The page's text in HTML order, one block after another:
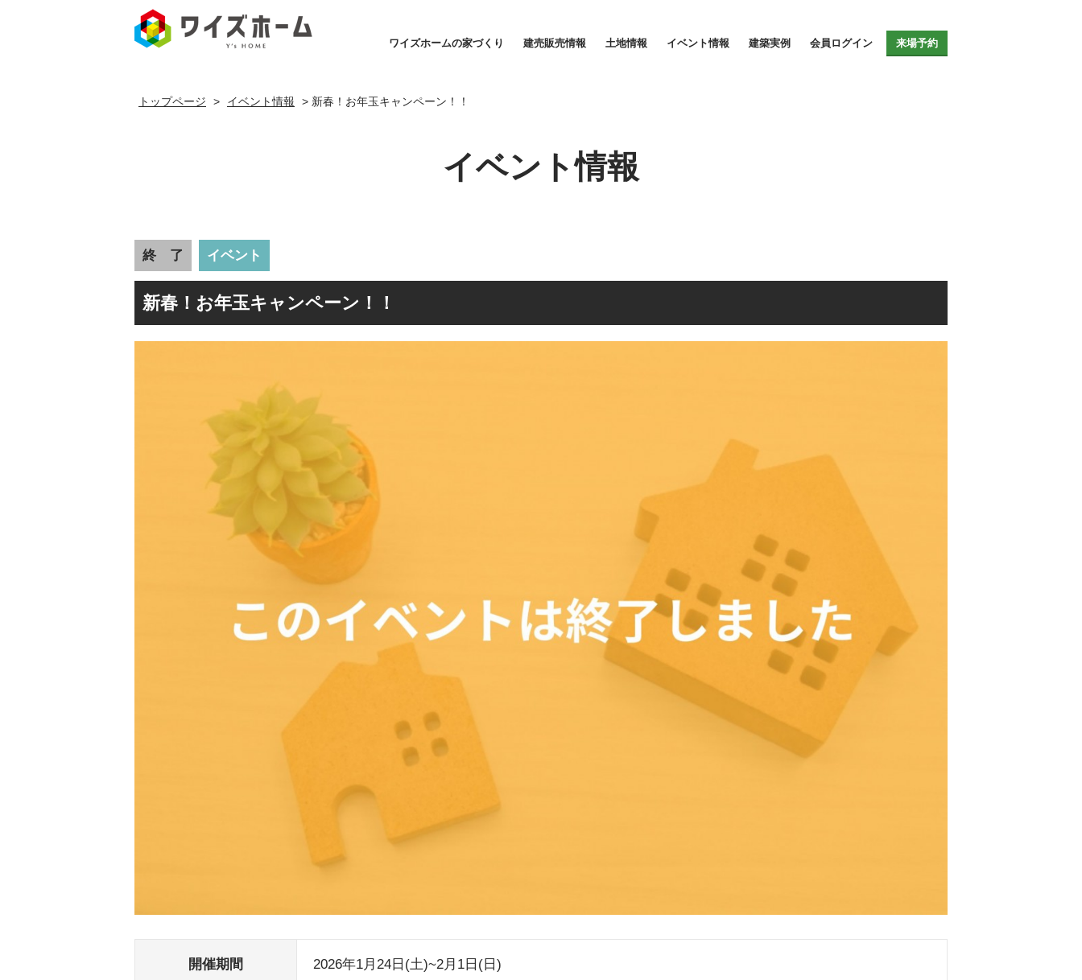
ワイズホームの家づくり 建売販売情報 土地情報 イベント情報 建築実例 会員ログイン 来場予約
トップページ > イベント情報 > 新春！お年玉キャンペーン！！
イベント情報
終 了 イベント
新春！お年玉キャンペーン！！
開催期間 2026年1月24日(土)~2月1日(日)